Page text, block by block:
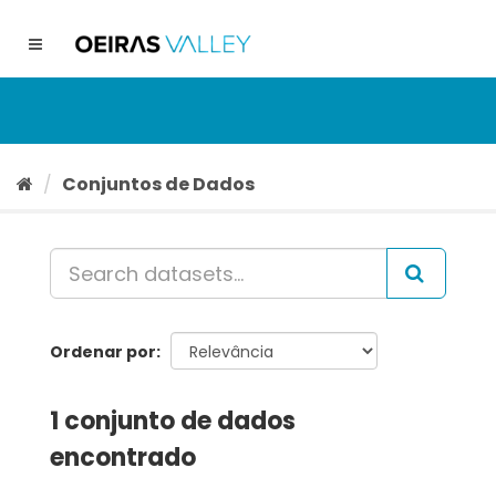
conteúdo
Toggle
Conjuntos de Dados
Ordenar por
1 conjunto de dados
encontrado